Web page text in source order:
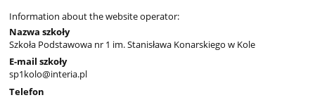
Information about the website operator:
Nazwa szkoły
Szkoła Podstawowa nr 1 im. Stanisława Konarskiego w Kole
E-mail szkoły
sp1kolo@interia.pl
Telefon